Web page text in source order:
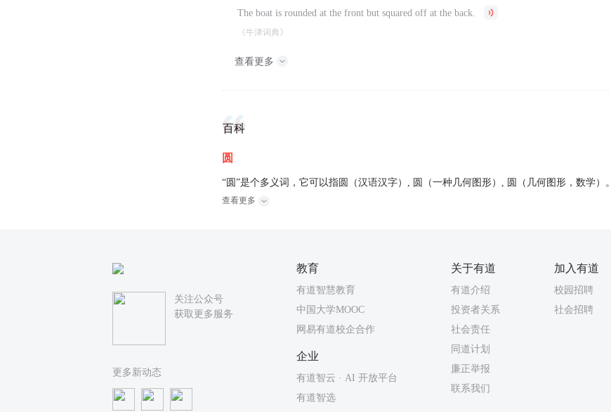
The boat is rounded at the front but squared off at the back.
《牛津词典》
查看更多
百科
圆
“圆”是个多义词，它可以指圆（汉语汉字）, 圆（一种几何图形）, 圆（几何图形，数学）。
查看更多
关注公众号
获取更多服务
更多新动态
教育
有道智慧教育
中国大学MOOC
网易有道校企合作
关于有道
有道介绍
投资者关系
社会责任
同道计划
廉正举报
联系我们
加入有道
校园招聘
社会招聘
企业
有道智云 · AI 开放平台
有道智选